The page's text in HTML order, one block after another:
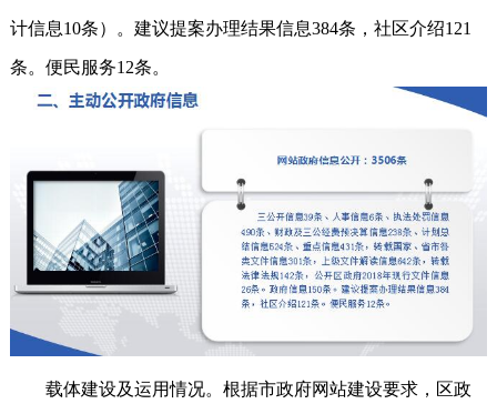
计信息10条）。建议提案办理结果信息384条，社区介绍121
条。便民服务12条。
载体建设及运用情况。根据市政府网站建设要求，区政